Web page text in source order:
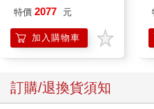
特價 2077 元
加入購物車
訂購/退換貨須知